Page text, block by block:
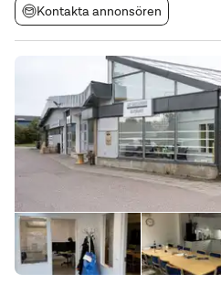
Kontakta annonsören